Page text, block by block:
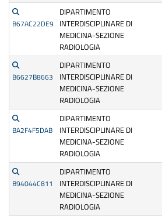
B67AC22DE9
DIPARTIMENTO
INTERDISCIPLINARE DI
MEDICINA-SEZIONE
RADIOLOGIA
B6627B8663
DIPARTIMENTO
INTERDISCIPLINARE DI
MEDICINA-SEZIONE
RADIOLOGIA
BA2F4F5DAB
DIPARTIMENTO
INTERDISCIPLINARE DI
MEDICINA-SEZIONE
RADIOLOGIA
B94044C811
DIPARTIMENTO
INTERDISCIPLINARE DI
MEDICINA-SEZIONE
RADIOLOGIA